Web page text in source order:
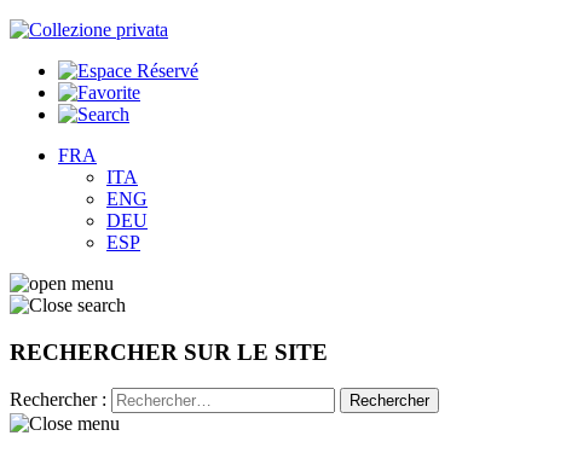
FRA
ITA
ENG
DEU
ESP
RECHERCHER SUR LE SITE
Rechercher :